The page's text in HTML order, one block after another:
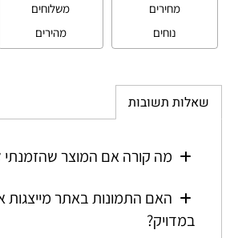
מחירים
נוחים
משלוחים
מהירים
שאלות תשובות
מה קורה אם המוצר שהזמנתי
האם התמונות באתר מייצגות
במדויק?